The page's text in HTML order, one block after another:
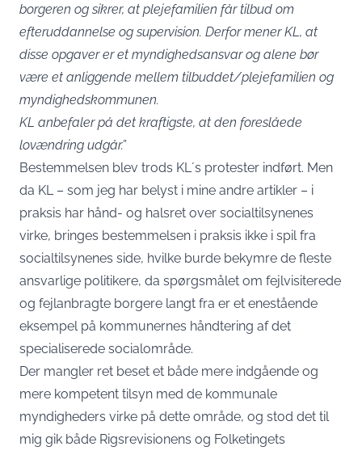
borgeren og sikrer, at plejefamilien får tilbud om
efteruddannelse og supervision. Derfor mener KL, at
disse opgaver er et myndighedsansvar og alene bør
være et anliggende mellem tilbuddet/plejefamilien og
myndighedskommunen.
KL anbefaler på det kraftigste, at den foreslåede
lovændring udgår.”
Bestemmelsen blev trods KL´s protester indført. Men
da KL – som jeg har belyst i mine andre artikler – i
praksis har hånd- og halsret over socialtilsynenes
virke, bringes bestemmelsen i praksis ikke i spil fra
socialtilsynenes side, hvilke burde bekymre de fleste
ansvarlige politikere, da spørgsmålet om fejlvisiterede
og fejlanbragte borgere langt fra er et enestående
eksempel på kommunernes håndtering af det
specialiserede socialområde.
Der mangler ret beset et både mere indgående og
mere kompetent tilsyn med de kommunale
myndigheders virke på dette område, og stod det til
mig gik både Rigsrevisionens og Folketingets